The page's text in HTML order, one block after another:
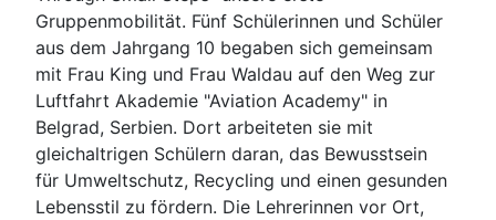
Gruppenmobilität. Fünf Schülerinnen und Schüler
aus dem Jahrgang 10 begaben sich gemeinsam
mit Frau King und Frau Waldau auf den Weg zur
Luftfahrt Akademie "Aviation Academy" in
Belgrad, Serbien. Dort arbeiteten sie mit
gleichaltrigen Schülern daran, das Bewusstsein
für Umweltschutz, Recycling und einen gesunden
Lebensstil zu fördern. Die Lehrerinnen vor Ort,